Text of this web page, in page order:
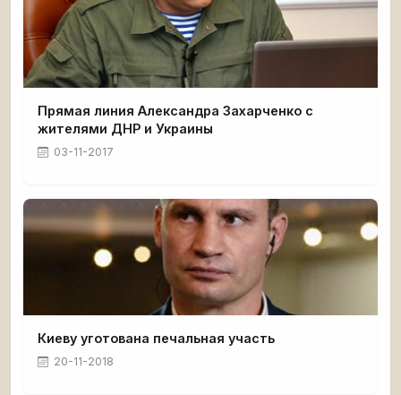
Прямая линия Александра Захарченко с
жителями ДНР и Украины
03-11-2017
Киеву уготована печальная участь
20-11-2018